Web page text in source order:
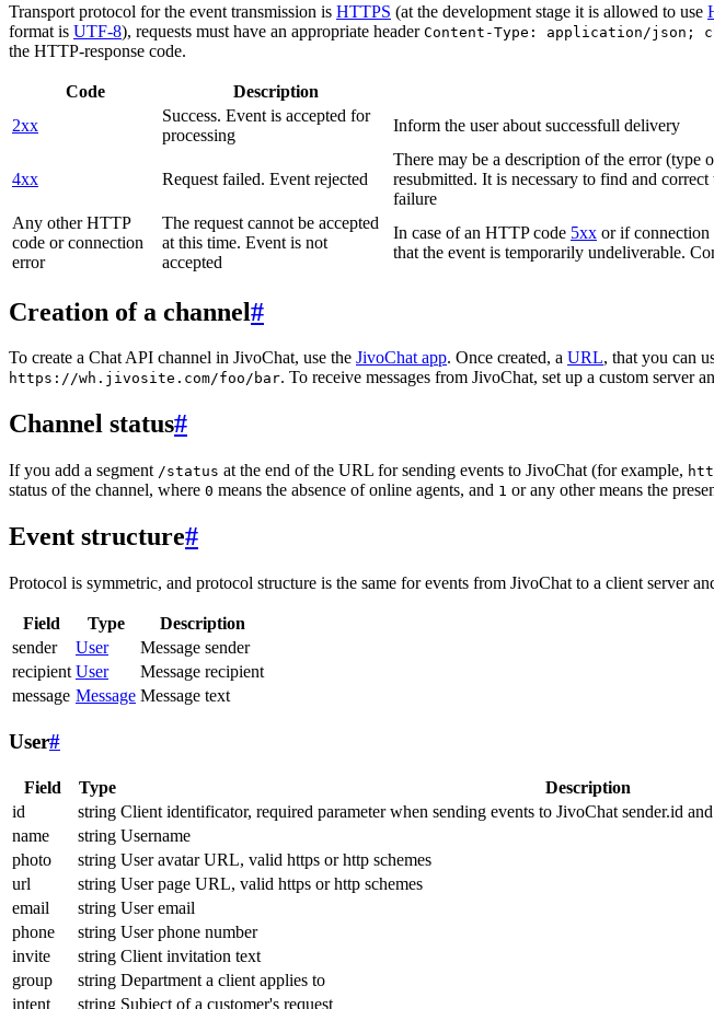
Transport protocol for the event transmission is HTTPS (at the development stage it is allowed to use
format is UTF-8), requests must have an appropriate header Content-Type: application/json;
the HTTP-response code.
Code Description
2xx
Success. Event is accepted for
processing
Inform the user about successfull delivery
4xx Request failed. Event rejected
There may be a description of the error (type
resubmitted. It is necessary to find and
failure
Any other HTTP
code or connection
error
The request cannot be accepted
at this time. Event is not
accepted
In case of an HTTP code 5xx or if connection
that the event is temporarily undeliverable.
Creation of a channel#
To create a Chat API channel in JivoChat, use the JivoChat app. Once created, a URL, that you can
https://wh.jivosite.com/foo/bar. To receive messages from JivoChat, set up a custom server
Channel status#
If you add a segment /status at the end of the URL for sending events to JivoChat (for example,
status of the channel, where 0 means the absence of online agents, and 1 or any other means the
Event structure#
Protocol is symmetric, and protocol structure is the same for events from JivoChat to a client server
Field Type
Description
sender
User
Message sender
recipient User
Message recipient
message Message Message text
User#
Field Type Description
id
string Client identificator, required parameter when sending events to JivoChat sender.id
name
string Username
photo
string User avatar URL, valid https or http schemes
url
string User page URL, valid https or http schemes
email
string User email
phone
string User phone number
invite
string Client invitation text
group
string Department a client applies to
intent
string Subject of a customer's request